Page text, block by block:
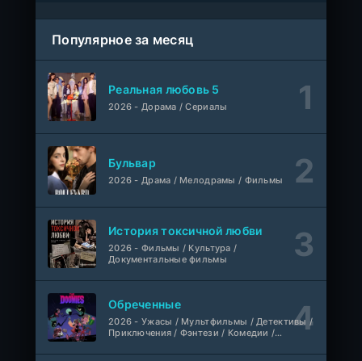
1 сезон
Сердцебиение драм-хорс
WEB-Rip
Фильм
AlphaProject
Пробуждение источника силы
1 сезон
1-18 серия
1 сезон мультфильм
AniMaunt
Популярное за месяц
Реальная любовь 5
2026 - Дорама / Сериалы
Бульвар
2026 - Драма / Мелодрамы / Фильмы
История токсичной любви
2026 - Фильмы / Культура /
Документальные фильмы
Обреченные
2026 - Ужасы / Мультфильмы / Детективы /
Приключения / Фэнтези / Комедии /